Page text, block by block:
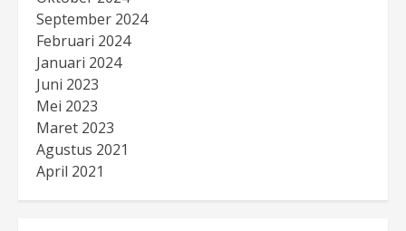
September 2024
Februari 2024
Januari 2024
Juni 2023
Mei 2023
Maret 2023
Agustus 2021
April 2021